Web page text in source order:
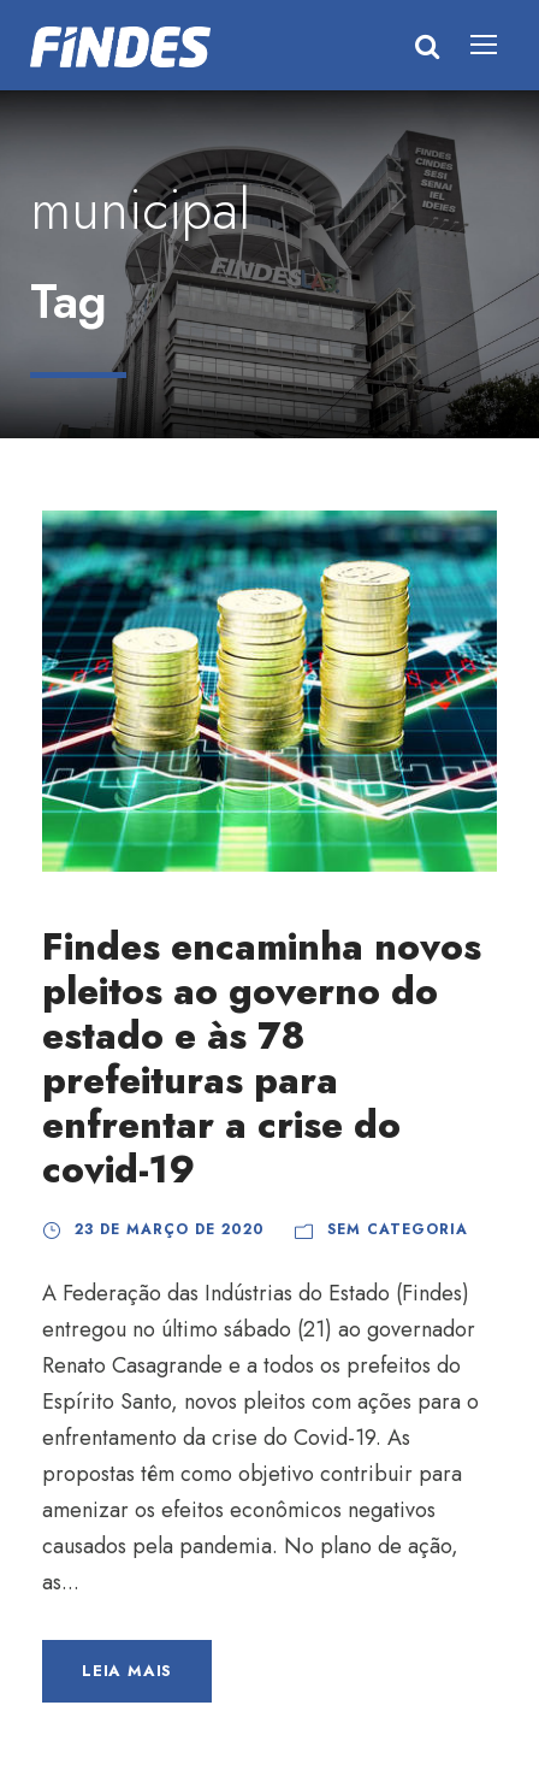
municipal
Tag
Findes encaminha novos
pleitos ao governo do
estado e às 78
prefeituras para
enfrentar a crise do
covid-19
23 DE MARÇO DE 2020 SEM CATEGORIA
A Federação das Indústrias do Estado (Findes)
entregou no último sábado (21) ao governador
Renato Casagrande e a todos os prefeitos do
Espírito Santo, novos pleitos com ações para o
enfrentamento da crise do Covid-19. As
propostas têm como objetivo contribuir para
amenizar os efeitos econômicos negativos
causados pela pandemia. No plano de ação,
as...
LEIA MAIS